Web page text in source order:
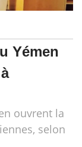
Yémen
ouvrent la
selon